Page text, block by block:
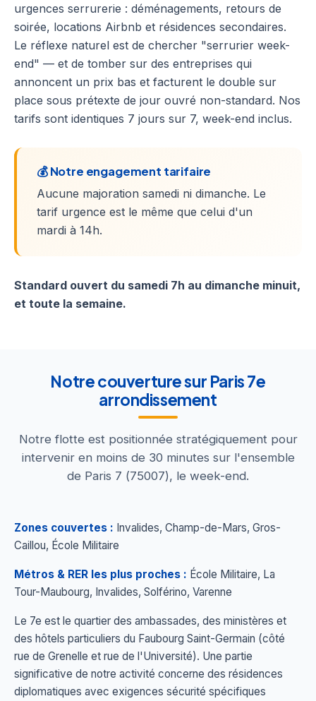
urgences serrurerie : déménagements, retours de
soirée, locations Airbnb et résidences secondaires.
Le réflexe naturel est de chercher "serrurier week-
end" — et de tomber sur des entreprises qui
annoncent un prix bas et facturent le double sur
place sous prétexte de jour ouvré non-standard. Nos
tarifs sont identiques 7 jours sur 7, week-end inclus.
💰 Notre engagement tarifaire
Aucune majoration samedi ni dimanche. Le
tarif urgence est le même que celui d'un
mardi à 14h.
Standard ouvert du samedi 7h au dimanche minuit,
et toute la semaine.
Notre couverture sur Paris 7e
arrondissement
Notre flotte est positionnée stratégiquement pour
intervenir en moins de 30 minutes sur l'ensemble
de Paris 7 (75007), le week-end.
Zones couvertes : Invalides, Champ-de-Mars, Gros-
Caillou, École Militaire
Métros & RER les plus proches : École Militaire, La
Tour-Maubourg, Invalides, Solférino, Varenne
Le 7e est le quartier des ambassades, des ministères et
des hôtels particuliers du Faubourg Saint-Germain (côté
rue de Grenelle et rue de l'Université). Une partie
significative de notre activité concerne des résidences
diplomatiques avec exigences sécurité spécifiques